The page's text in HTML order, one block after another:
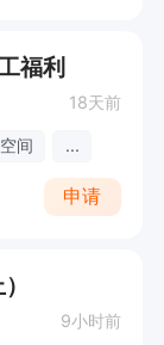
福利
18天前
间 ...
申请
9小时前